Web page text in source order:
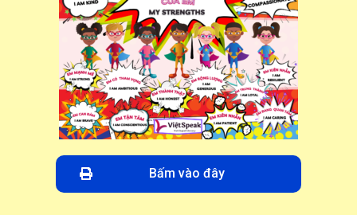
Bấm vào đây